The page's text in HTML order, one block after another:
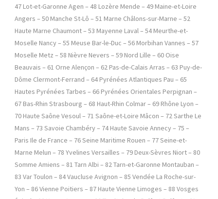
47 Lot-et-Garonne Agen – 48 Lozère Mende – 49 Maine-et-Loire
Angers – 50 Manche St-Lô – 51 Marne Châlons-sur-Marne – 52
Haute Marne Chaumont – 53 Mayenne Laval – 54 Meurthe-et-
Moselle Nancy – 55 Meuse Bar-le-Duc – 56 Morbihan Vannes – 57
Moselle Metz – 58 Nièvre Nevers – 59 Nord Lille – 60 Oise
Beauvais – 61 Orne Alençon – 62 Pas-de-Calais Arras – 63 Puy-de-
Dôme Clermont-Ferrand – 64 Pyrénées Atlantiques Pau – 65
Hautes Pyrénées Tarbes – 66 Pyrénées Orientales Perpignan –
67 Bas-Rhin Strasbourg – 68 Haut-Rhin Colmar – 69 Rhône Lyon –
70 Haute Saône Vesoul – 71 Saône-et-Loire Mâcon – 72 Sarthe Le
Mans – 73 Savoie Chambéry – 74 Haute Savoie Annecy – 75 –
Paris Ile de France – 76 Seine Maritime Rouen – 77 Seine-et-
Marne Melun – 78 Yvelines Versailles – 79 Deux-Sèvres Niort – 80
Somme Amiens – 81 Tarn Albi – 82 Tarn-et-Garonne Montauban –
83 Var Toulon – 84 Vaucluse Avignon – 85 Vendée La Roche-sur-
Yon – 86 Vienne Poitiers – 87 Haute Vienne Limoges – 88 Vosges